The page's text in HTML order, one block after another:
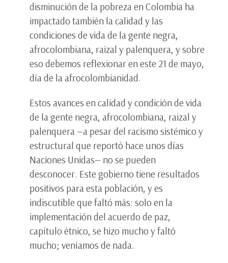
disminución de la pobreza en Colombia ha
impactado también la calidad y las
condiciones de vida de la gente negra,
afrocolombiana, raizal y palenquera, y sobre
eso debemos reflexionar en este 21 de mayo,
día de la afrocolombianidad.
Estos avances en calidad y condición de vida
de la gente negra, afrocolombiana, raizal y
palenquera —a pesar del racismo sistémico y
estructural que reportó hace unos días
Naciones Unidas— no se pueden
desconocer. Este gobierno tiene resultados
positivos para esta población, y es
indiscutible que faltó más: solo en la
implementación del acuerdo de paz,
capítulo étnico, se hizo mucho y faltó
mucho; veníamos de nada.